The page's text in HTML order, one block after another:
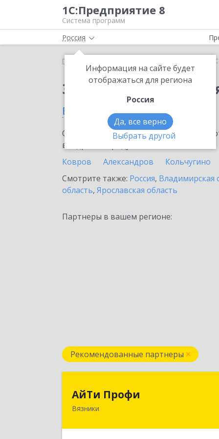
1С:Предприятие 8
Система программ
Россия
Информация на сайте будет
отображаться для региона
Россия
Да, все верно
Выбрать другой
Главная
Заказать 1С-
в Вязниках
Ознакомьтесь с информационными
внедрение продукта.
Ковров
Александров
Кольчугино
Смотрите также: Россия, Владимирская
область, Ярославская область
Партнеры в вашем регионе:
Рекомендованные партнеры
АйТи Профи
Вязники